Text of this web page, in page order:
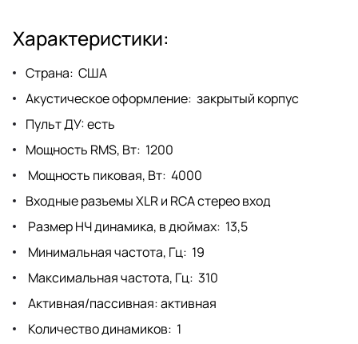
Характеристики:
Страна: США
Акустическое оформление: закрытый корпус
Пульт ДУ: есть
Мощность RMS, Вт: 1200
Мощность пиковая, Вт: 4000
Входные разъемы XLR и RCA стерео вход
Размер НЧ динамика, в дюймах: 13,5
Минимальная частота, Гц: 19
Максимальная частота, Гц: 310
Активная/пассивная: активная
Количество динамиков: 1